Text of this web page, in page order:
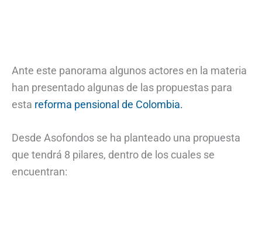
Ante este panorama algunos actores en la materia
han presentado algunas de las propuestas para
esta reforma pensional de Colombia.
Desde Asofondos se ha planteado una propuesta
que tendrá 8 pilares, dentro de los cuales se
encuentran: